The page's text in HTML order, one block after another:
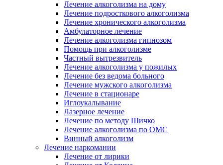
Лечение алкоголизма на дому
Лечение подросткового алкоголизма
Лечение хронического алкоголизма
Амбулаторное лечение
Лечение алкоголизма гипнозом
Помощь при алкоголизме
Частный вытрезвитель
Лечение алкоголизма у пожилых
Лечение без ведома больного
Лечение мужского алкоголизма
Лечение в стационаре
Иглоукалывание
Лазерное лечение
Лечение по методу Шичко
Лечение алкоголизма по ОМС
Винный алкоголизм
Лечение наркомании
Лечение от лирики